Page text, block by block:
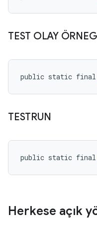
TEST OLAY
public static final
TESTRUN
public static final
Herkese açık